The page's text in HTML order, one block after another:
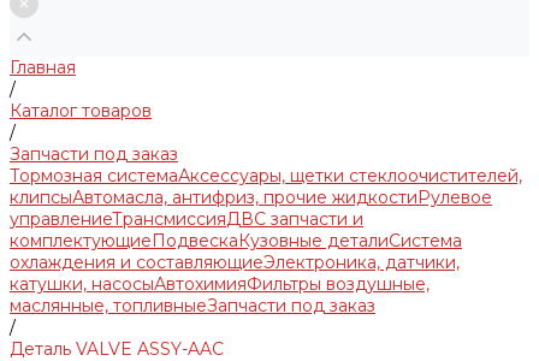
Главная
/
Каталог товаров
/
Запчасти под заказ
Тормозная системаАксессуары, щетки стеклоочистителей,
клипсыАвтомасла, антифриз, прочие жидкостиРулевое
управлениеТрансмиссияДВС запчасти и
комплектующиеПодвескаКузовные деталиСистема
охлаждения и составляющиеЭлектроника, датчики,
катушки, насосыАвтохимияФильтры воздушные,
маслянные, топливныеЗапчасти под заказ
/
Деталь VALVE ASSY-AAC